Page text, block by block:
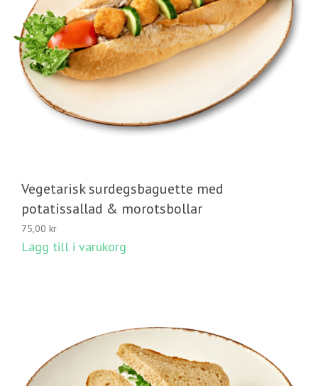
Vegetarisk surdegsbaguette med
potatissallad & morotsbollar
75,00 kr
Lägg till i varukorg